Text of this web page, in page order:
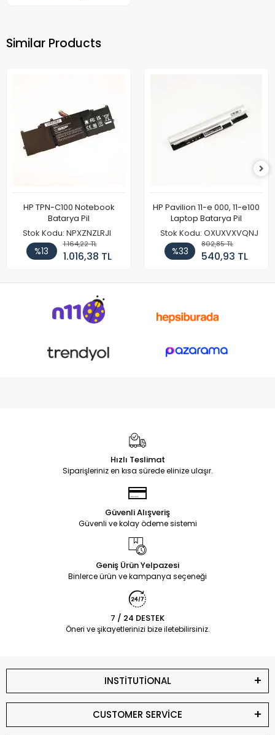
Similar Products
HP TPN-C100 Notebook
Batarya Pil
Stok Kodu: NPXZNZLRJI
%13
1.164,22 TL
1.016,38 TL
HP Pavilion 11-e 000, 11-e100
Laptop Batarya Pil
Stok Kodu: OXUXVXVQNJ
%33
802,85 TL
540,93 TL
Hızlı Teslimat
Siparişleriniz en kısa sürede elinize ulaşır.
Güvenli Alışveriş
Güvenli ve kolay ödeme sistemi
Geniş Ürün Yelpazesi
Binlerce ürün ve kampanya seçeneği
7 / 24 DESTEK
Öneri ve şikayetlerinizi bize iletebilirsiniz.
INSTİTUTİONAL
CUSTOMER SERVİCE